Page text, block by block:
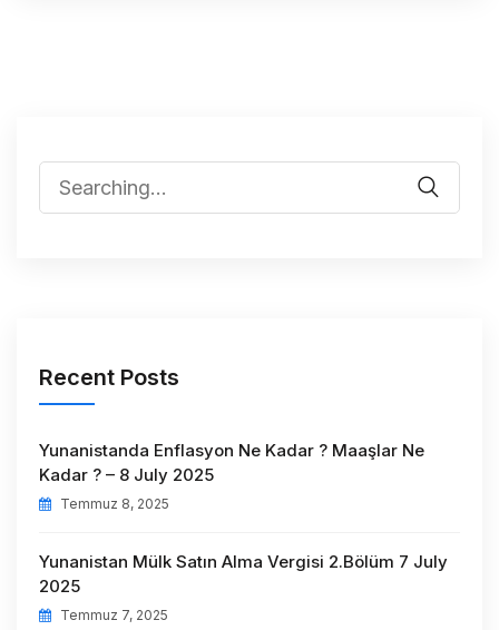
Recent Posts
Yunanistanda Enflasyon Ne Kadar ? Maaşlar Ne
Kadar ? – 8 July 2025
Temmuz 8, 2025
Yunanistan Mülk Satın Alma Vergisi 2.Bölüm 7 July
2025
Temmuz 7, 2025